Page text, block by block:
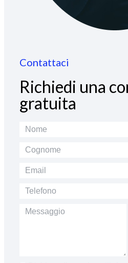
Contattaci
Richiedi una
gratuita